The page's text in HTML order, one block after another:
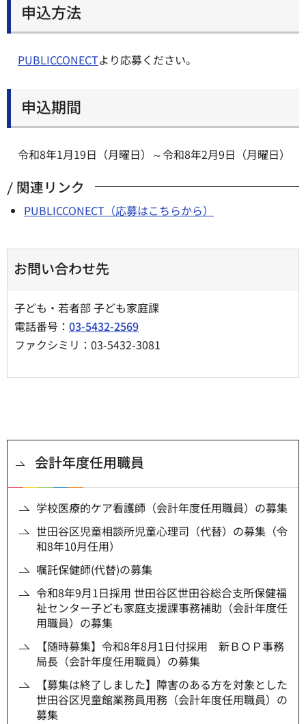
申込方法
PUBLICCONECTより応募ください。
申込期間
令和8年1月19日（月曜日）～令和8年2月9日（月曜日）
関連リンク
PUBLICCONECT（応募はこちらから）
お問い合わせ先
子ども・若者部 子ども家庭課
電話番号： 03-5432-2569
ファクシミリ：03-5432-3081
会計年度任用職員
学校医療的ケア看護師（会計年度任用職員）の募集
世田谷区児童相談所児童心理司（代替）の募集（令
和8年10月任用）
嘱託保健師(代替)の募集
令和8年9月1日採用 世田谷区世田谷総合支所保健福
祉センター子ども家庭支援課事務補助（会計年度任
用職員）の募集
【随時募集】令和8年8月1日付採用 新ＢＯＰ事務
局長（会計年度任用職員）の募集
【募集は終了しました】障害のある方を対象とした
世田谷区児童館業務員用務（会計年度任用職員）の
募集